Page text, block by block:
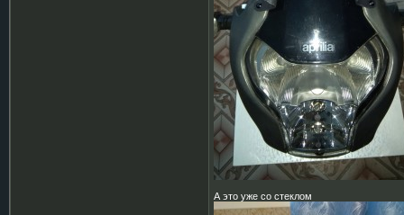
А это уже со стеклом